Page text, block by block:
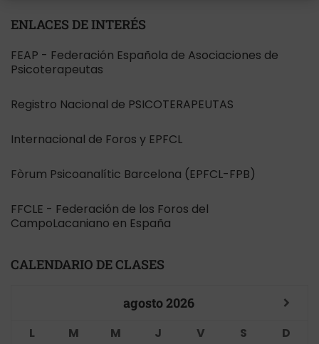
ENLACES DE INTERÉS
FEAP - Federación Española de Asociaciones de
Psicoterapeutas
Registro Nacional de PSICOTERAPEUTAS
Internacional de Foros y EPFCL
Fòrum Psicoanalític Barcelona (EPFCL-FPB)
FFCLE - Federación de los Foros del
CampoLacaniano en España
CALENDARIO DE CLASES
agosto2026
L M M J V S
D